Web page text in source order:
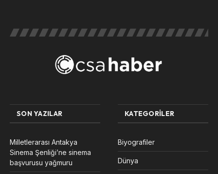
SON YAZILAR
Milletlerarası Antakya
Sinema Şenliği’ne sinema
başvurusu yağmuru
KATEGORILER
Biyografiler
Dünya